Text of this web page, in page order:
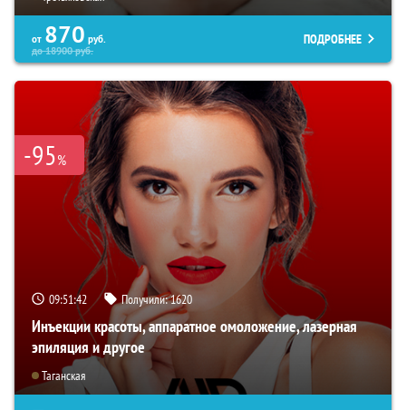
от 870 руб.
до18900руб.
ПОДРОБНЕЕ
-95%
09:51:41 Получили:1620
Инъекции красоты, аппаратное омоложение, лазерная
эпиляция и другое
Таганская